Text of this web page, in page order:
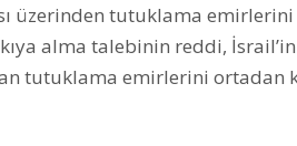
üzerinden tutuklama emirlerini
alma talebinin reddi, İsrail’in
tutuklama emirlerini ortadan